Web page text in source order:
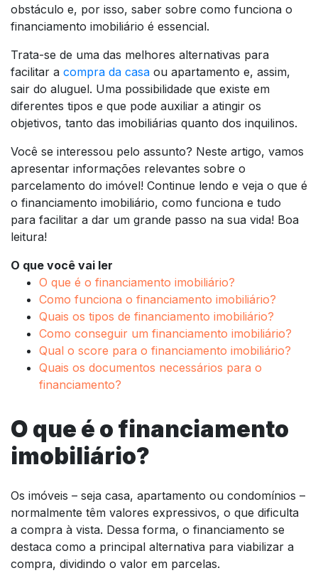
obstáculo e, por isso, saber sobre como funciona o
financiamento imobiliário é essencial.
Trata-se de uma das melhores alternativas para
facilitar a compra da casa ou apartamento e, assim,
sair do aluguel. Uma possibilidade que existe em
diferentes tipos e que pode auxiliar a atingir os
objetivos, tanto das imobiliárias quanto dos inquilinos.
Você se interessou pelo assunto? Neste artigo, vamos
apresentar informações relevantes sobre o
parcelamento do imóvel! Continue lendo e veja o que é
o financiamento imobiliário, como funciona e tudo
para facilitar a dar um grande passo na sua vida! Boa
leitura!
O que você vai ler
O que é o financiamento imobiliário?
Como funciona o financiamento imobiliário?
Quais os tipos de financiamento imobiliário?
Como conseguir um financiamento imobiliário?
Qual o score para o financiamento imobiliário?
Quais os documentos necessários para o
financiamento?
O que é o financiamento
imobiliário?
Os imóveis – seja casa, apartamento ou condomínios –
normalmente têm valores expressivos, o que dificulta
a compra à vista. Dessa forma, o financiamento se
destaca como a principal alternativa para viabilizar a
compra, dividindo o valor em parcelas.